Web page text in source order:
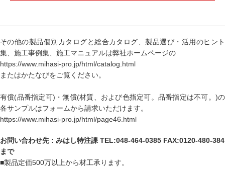
その他の製品個別カタログと総合カタログ、製品選び・活用のヒント
集、施工事例集、施工マニュアルは弊社ホームページの
https://www.mihasi-pro.jp/html/catalog.html
またはかたなびをご覧ください。
有償(品番指定可)・無償(材質、および色指定可。品番指定は不可。)の
各サンプルはフォームから請求いただけます。
https://www.mihasi-pro.jp/html/page46.html
お問い合わせ先 : みはし特注課 TEL:048-464-0385 FAX:0120-480-384
まで
■製品定価500万以上から材工承ります。